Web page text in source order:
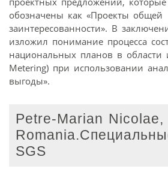
обозначены как «Проекты общей
заинтересованности». В
изложил понимание процесса
национальных планов в области
Metering) при использовании
выгоды».
Petre-Marian Nicolae,
SGS